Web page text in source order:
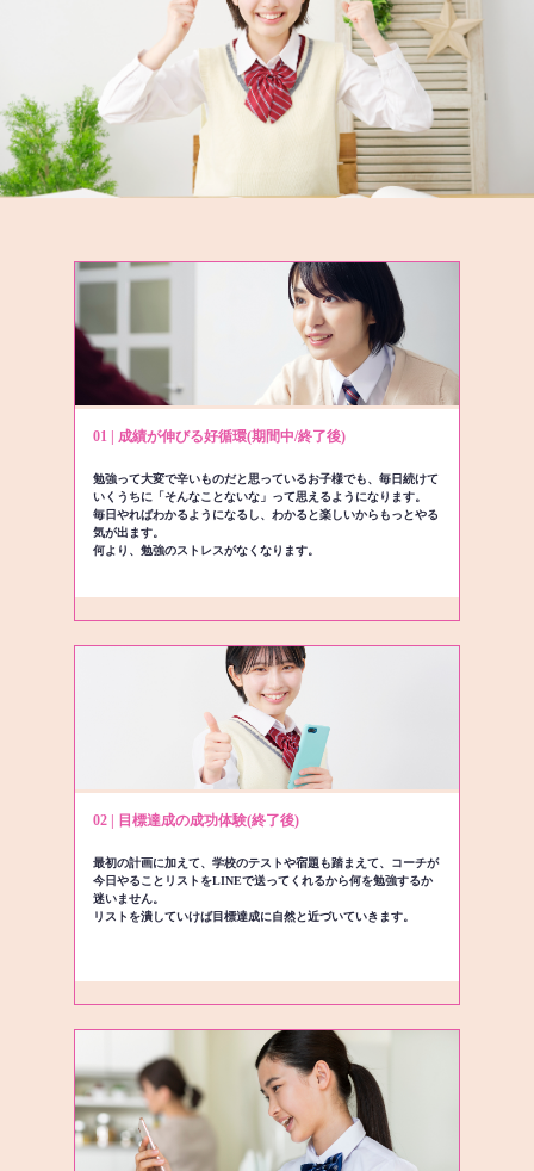
01 | 成績が伸びる好循環(期間中/終了後)
勉強って大変で辛いものだと思っているお子様でも、毎日続けて
いくうちに「そんなことないな」って思えるようになります。
毎日やればわかるようになるし、わかると楽しいからもっとやる
気が出ます。
何より、勉強のストレスがなくなります。
02 | 目標達成の成功体験(終了後)
最初の計画に加えて、学校のテストや宿題も踏まえて、コーチが
今日やることリストをLINEで送ってくれるから何を勉強するか
迷いません。
リストを潰していけば目標達成に自然と近づいていきます。